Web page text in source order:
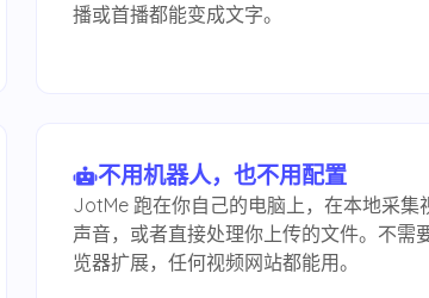
播或首播都能变成文字。
不用机器人，也不用配置
JotMe 跑在你自己的电脑上，在本地采集
声音，或者直接处理你上传的文件。不需
览器扩展，任何视频网站都能用。